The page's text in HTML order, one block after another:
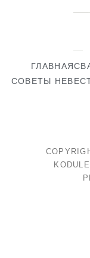
ГЛАВНАЯ
СОВЕТЫ